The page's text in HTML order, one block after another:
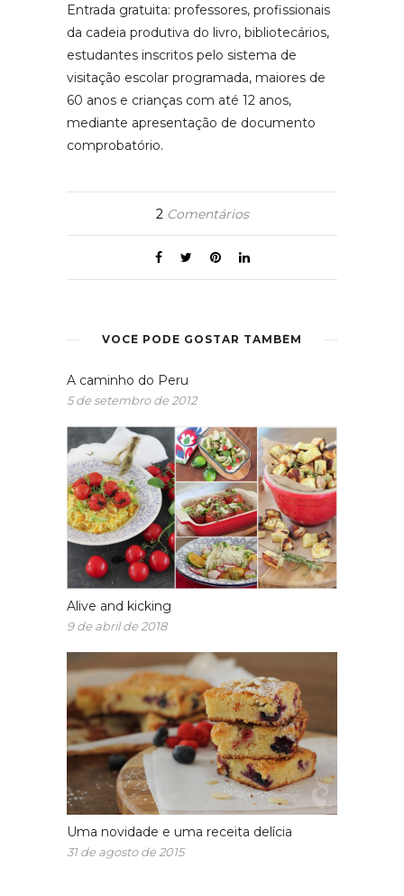
Entrada gratuita: professores, profissionais
da cadeia produtiva do livro, bibliotecários,
estudantes inscritos pelo sistema de
visitação escolar programada, maiores de
60 anos e crianças com até 12 anos,
mediante apresentação de documento
comprobatório.
2 Comentários
VOCÊ PODE GOSTAR TAMBÉM
A caminho do Peru
5 de setembro de 2012
Alive and kicking
9 de abril de 2018
Uma novidade e uma receita delícia
31 de agosto de 2015